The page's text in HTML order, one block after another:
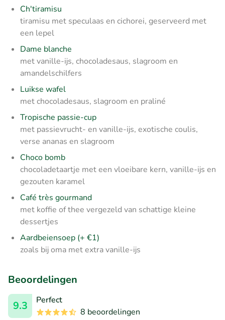
Ch'tiramisu
tiramisu met speculaas en cichorei, geserveerd met
een lepel
Dame blanche
met vanille-ijs, chocoladesaus, slagroom en
amandelschilfers
Luikse wafel
met chocoladesaus, slagroom en praliné
Tropische passie-cup
met passievrucht- en vanille-ijs, exotische coulis,
verse ananas en slagroom
Choco bomb
chocoladetaartje met een vloeibare kern, vanille-ijs en
gezouten karamel
Café très gourmand
met koffie of thee vergezeld van schattige kleine
dessertjes
Aardbeiensoep (+ €1)
zoals bij oma met extra vanille-ijs
Beoordelingen
9.3
Perfect
8 beoordelingen